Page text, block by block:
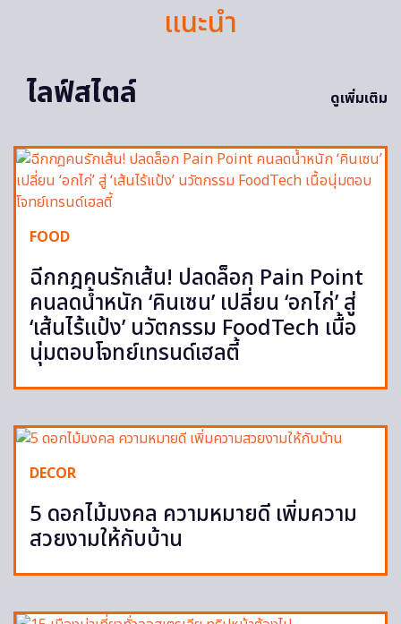
แนะนำ
ไลฟ์สไตล์
ดูเพิ่มเติม
FOOD
ฉีกกฎคนรักเส้น! ปลดล็อก Pain Point
คนลดน้ำหนัก ‘คินเซน’ เปลี่ยน ‘อกไก่’ สู่
‘เส้นไร้แป้ง’ นวัตกรรม FoodTech เนื้อ
นุ่มตอบโจทย์เทรนด์เฮลตี้
DECOR
5 ดอกไม้มงคล ความหมายดี เพิ่มความ
สวยงามให้กับบ้าน